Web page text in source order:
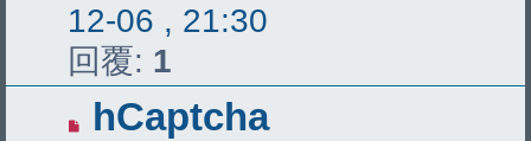
12-06 , 21:30
回覆: 1
hCaptcha